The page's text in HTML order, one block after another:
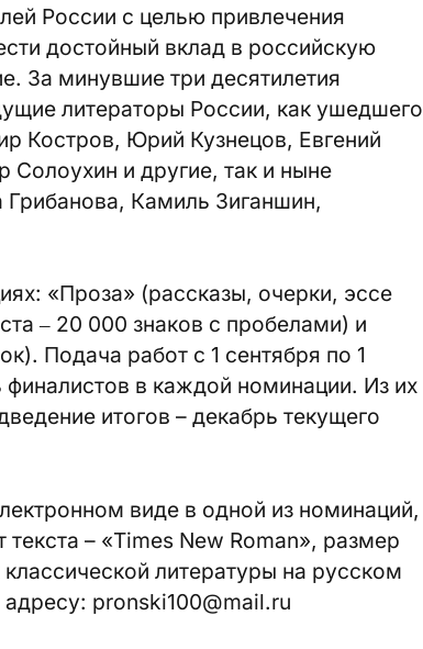
России с целью привлечения
достойный вклад в российскую
За минувшие три десятилетия
литераторы России, как ушедшего
Костров, Юрий Кузнецов, Евгений
и другие, так и ныне
Грибанова, Камиль Зиганшин,
«Проза» (рассказы, очерки, эссе
‒ 20 000 знаков с пробелами) и
Подача работ с 1 сентября по 1
в каждой номинации. Из их
итогов – декабрь текущего
виде в одной из номинаций,
– «Times New Roman», размер
литературы на русском
pronski100@mail.ru